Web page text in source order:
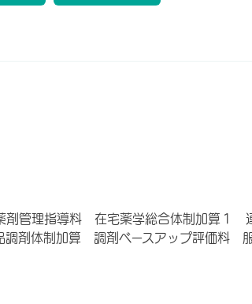
剤管理指導料 在宅薬学総合体制加算１
剤体制加算 調剤ベースアップ評価料